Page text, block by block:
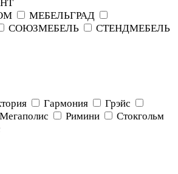
МЕБЕЛЬГРАД
СОЮЗМЕБЕЛЬ
СТЕНДМЕБЕЛЬ
Гармония
Грэйс
Мегаполис Римини
Стокгольм